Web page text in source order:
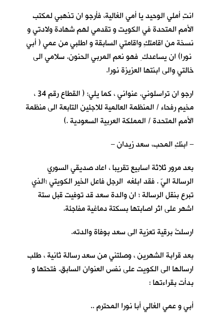
انتِ أملي الوحيد يا أمي الغالية، فأرجو ان تذهبي لمكتب
الأمم المتحدة في الكويت و تقدمي لهم شهادة ولادتي و
نسخة من اقامتكِ واقامتي السابقة و اطلبي من عمي ( أبي
نورا) ان يساعدك ِ فهو نعم المربي الحنون. سلامي الى
خالتي والى ابنتها العزيزة نورا.
ارجو ان تراسلوني. عنواني ، كما يلي: ( القطاع رقم 34 ،
مخيم رفحاء / المنظمة العالمية للاجئين التابعة الى منظمة
الأمم المتحدة / المملكة العربية السعودية .)
– ابنكِ المحب، سعد زيدان –
بعد مرور ثلاثة اسابيع تقريبا ، اعاد صديقي السوري
الرسالة اليّ . فقد ابلغه الرجل فاعل الخير الكويتي ؛الذي
تبرع بنقل الرسالة ؛ ان والدة سعد قد توفيت قبل ستة
اشهر على اثر اصابتها بسكتة دماغية مفاجئة.
ارسلتُ برقية تعزية الى سعد بوفاة والدته.
بعد قرابة الشهرين ، وصلتني من سعد رسالة ثانية ، طلب
ارسالها الى الكويت على نفس العنوان السابق. فتحتها و
بدأت بقراءتها :
أبي و عمي الغالي أبا نورا المحترم ..